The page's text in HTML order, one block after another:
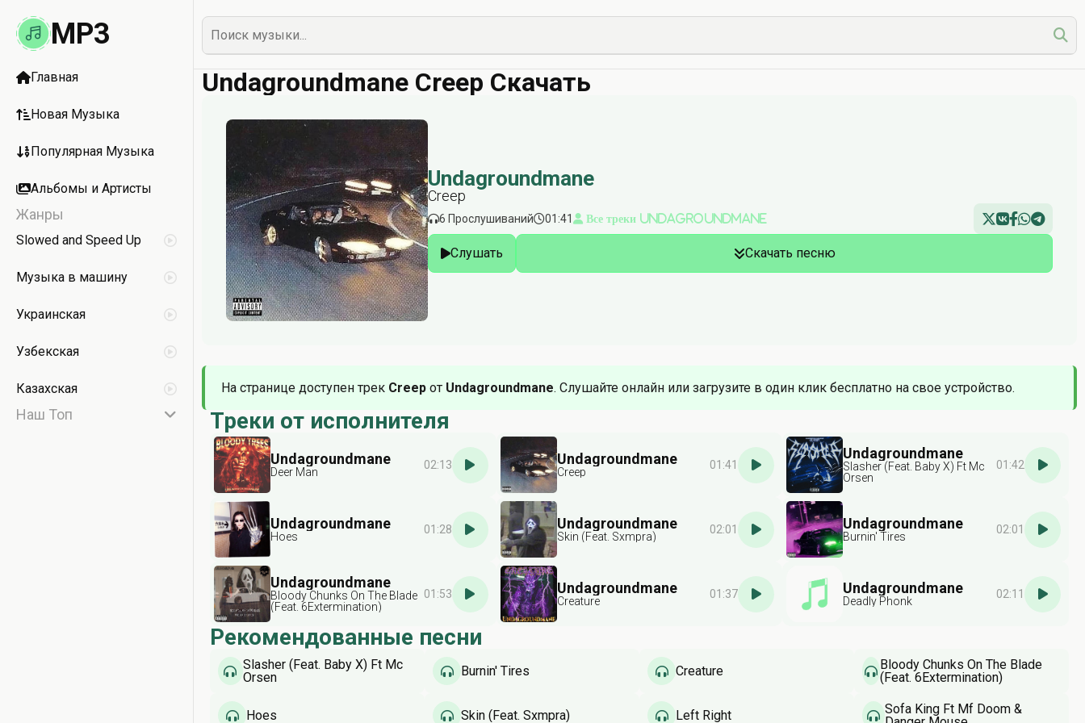
MP3
Главная
Новая Музыка
Популярная Музыка
Альбомы и Артисты
Жанры
Slowed and Speed Up
Музыка в машину
Украинская
Узбекская
Казахская
Наш Топ
Undagroundmane Creep Скачать
Undagroundmane
Creep
6 Прослушиваний 01:41 Все треки Undagroundmane
Слушать Скачать песню
На странице доступен трек Creep от Undagroundmane. Слушайте онлайн или загрузите в один клик бесплатно на свое устройство.
Треки от исполнителя
Undagroundmane
Deer Man
02:13 Undagroundmane
Creep
01:41
Undagroundmane
Slasher (Feat. Baby X) Ft Mc
Orsen
01:42
Undagroundmane
Hoes
01:28 Undagroundmane
Skin (Feat. Sxmpra)
02:01 Undagroundmane
Burnin' Tires
02:01
Undagroundmane
Bloody Chunks On The Blade
(Feat. 6Extermination)
01:53 Undagroundmane
Creature
01:37 Undagroundmane
Deadly Phonk
02:11
Рекомендованные песни
Slasher (Feat. Baby X) Ft Mc
Orsen
Burnin' Tires Creature
Bloody Chunks On The Blade
(Feat. 6Extermination)
Hoes Skin (Feat. Sxmpra) Left Right
Sofa King Ft Mf Doom &